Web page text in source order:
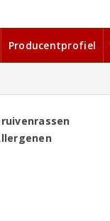
Producentprofiel